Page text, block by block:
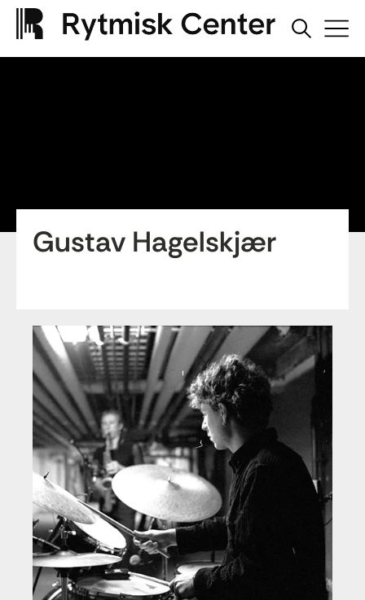
Gustav Hagelskjær